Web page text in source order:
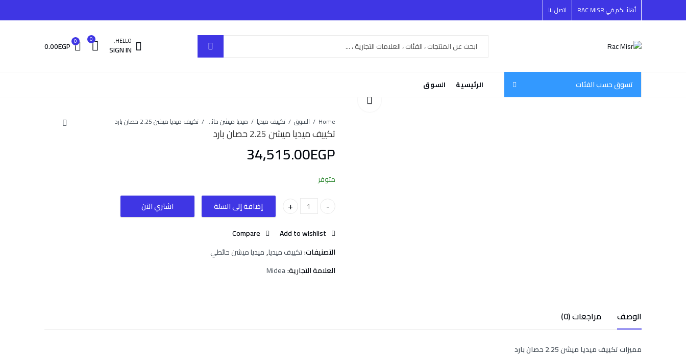
أهلأ بكم في RAC MISR اتصل بنا
HELLO,
SIGN IN
0
0
0.00EGP
تسوق حسب الفئات الرئيسية السوق
Home السوق تكييف ميديا ميديا ميشن حائطي تكييف ميديا ميشن 2.25 حصان بارد
تكييف ميديا ميشن 2.25 حصان بارد
34,515.00EGP
متوفر
تكييف ميديا ميشن 2.25 حصان بارد quantity إضافة إلى السلة اشتري الآن
Add to wishlist
Compare
التصنيفات:تكييف ميديا,ميديا ميشن حائطي
العلامة التجارية:Midea
الوصف مراجعات (0)
مميزات تكييف ميديا ميشن 2.25 حصان بارد